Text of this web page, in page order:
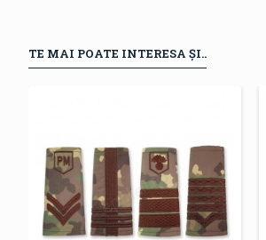
TE MAI POATE INTERESA ȘI..